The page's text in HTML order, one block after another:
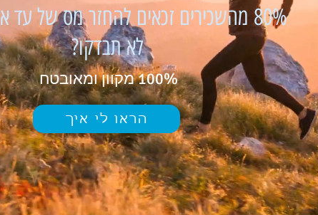
80% מהשכירים זכאים להחזר מס של עד אלפי שקלים
לא תבדקו?
100% מקוון ומאובטח
הראו לי איך